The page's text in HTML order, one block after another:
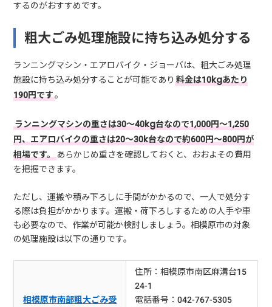
するのがおすすめです。
粗大ごみ処理施設に持ち込み処分する
ランニングマシン・エアロバイク・ジョーバは、粗大ごみ処理
施設に持ち込み処分することが可能であり料金は10kgあたり
190円です。
ランニングマシンの重さは30～40kg台なので1,000円～1,250
円、エアロバイクの重さは20～30k台なので約600円～800円が
相場です。あらかじめ重さを確認しておくと、おおよその費用
を把握できます。
ただし、運搬や積み下ろしに手間がかかるので、一人で処分す
る際は負担がかかります。運搬・荷下ろしするための人手や車
も必要なので、作業が可能か検討しましょう。相模原市の対象
の処理施設は以下の通りです。
相模原市南部粗大ごみ受
住所：相模原市南区麻溝台15
24-1
電話番号：042-767-5305